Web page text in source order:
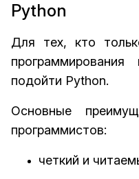
Python
Для тех, кто
подойти Python.
Основные
программистов:
четкий и